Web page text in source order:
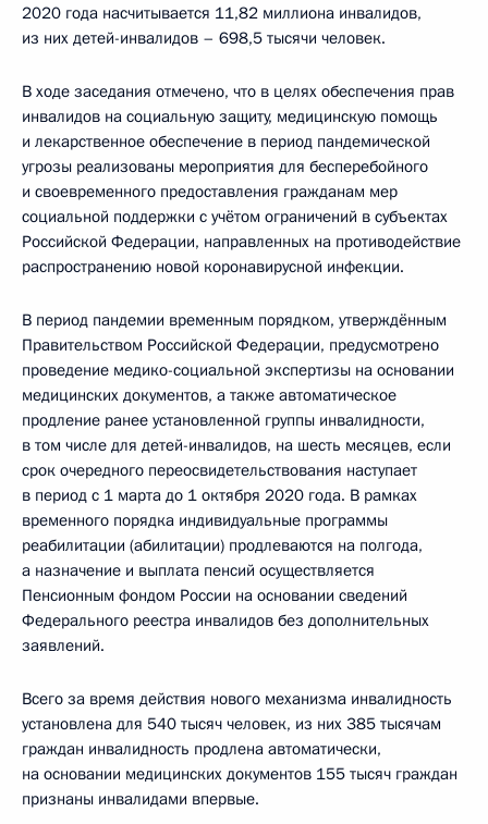
2020 года насчитывается 11,82 миллиона инвалидов,
из них детей-инвалидов – 698,5 тысячи человек.
В ходе заседания отмечено, что в целях обеспечения прав
инвалидов на социальную защиту, медицинскую помощь
и лекарственное обеспечение в период пандемической
угрозы реализованы мероприятия для бесперебойного
и своевременного предоставления гражданам мер
социальной поддержки с учётом ограничений в субъектах
Российской Федерации, направленных на противодействие
распространению новой коронавирусной инфекции.
В период пандемии временным порядком, утверждённым
Правительством Российской Федерации, предусмотрено
проведение медико-социальной экспертизы на основании
медицинских документов, а также автоматическое
продление ранее установленной группы инвалидности,
в том числе для детей-инвалидов, на шесть месяцев, если
срок очередного переосвидетельствования наступает
в период с 1 марта до 1 октября 2020 года. В рамках
временного порядка индивидуальные программы
реабилитации (абилитации) продлеваются на полгода,
а назначение и выплата пенсий осуществляется
Пенсионным фондом России на основании сведений
Федерального реестра инвалидов без дополнительных
заявлений.
Всего за время действия нового механизма инвалидность
установлена для 540 тысяч человек, из них 385 тысячам
граждан инвалидность продлена автоматически,
на основании медицинских документов 155 тысяч граждан
признаны инвалидами впервые.